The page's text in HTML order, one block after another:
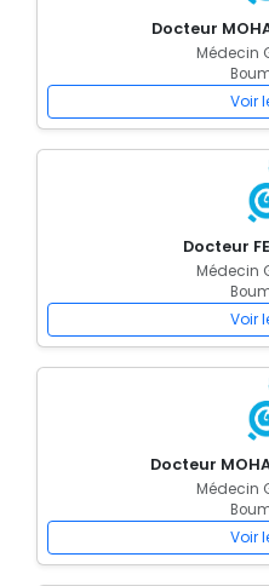
Docteur
Médecin
Voir
Docteur
Médecin
Voir
Docteur
Médecin
Voir